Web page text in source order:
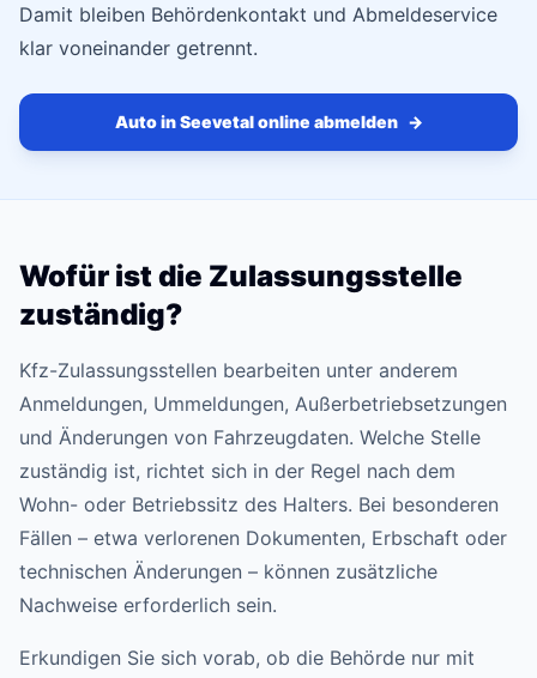
Damit bleiben Behördenkontakt und Abmeldeservice
klar voneinander getrennt.
Auto in Seevetal online abmelden →
Wofür ist die Zulassungsstelle
zuständig?
Kfz-Zulassungsstellen bearbeiten unter anderem
Anmeldungen, Ummeldungen, Außerbetriebsetzungen
und Änderungen von Fahrzeugdaten. Welche Stelle
zuständig ist, richtet sich in der Regel nach dem
Wohn- oder Betriebssitz des Halters. Bei besonderen
Fällen – etwa verlorenen Dokumenten, Erbschaft oder
technischen Änderungen – können zusätzliche
Nachweise erforderlich sein.
Erkundigen Sie sich vorab, ob die Behörde nur mit